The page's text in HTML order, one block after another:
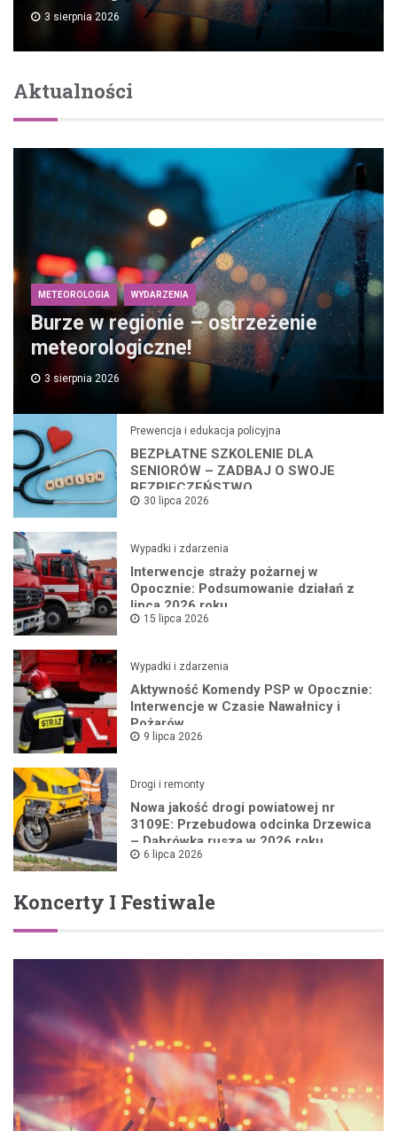
3 sierpnia 2026
Aktualności
METEOROLOGIA WYDARZENIA
Burze w regionie – ostrzeżenie
meteorologiczne!
3 sierpnia 2026
Prewencja i edukacja policyjna
BEZPŁATNE SZKOLENIE DLA
SENIORÓW – ZADBAJ O SWOJE
BEZPIECZEŃSTWO
30 lipca 2026
Wypadki i zdarzenia
Interwencje straży pożarnej w
Opocznie: Podsumowanie działań z
lipca 2026 roku
15 lipca 2026
Wypadki i zdarzenia
Aktywność Komendy PSP w Opocznie:
Interwencje w Czasie Nawałnicy i
Pożarów
9 lipca 2026
Drogi i remonty
Nowa jakość drogi powiatowej nr
3109E: Przebudowa odcinka Drzewica
– Dąbrówka rusza w 2026 roku
6 lipca 2026
Koncerty I Festiwale